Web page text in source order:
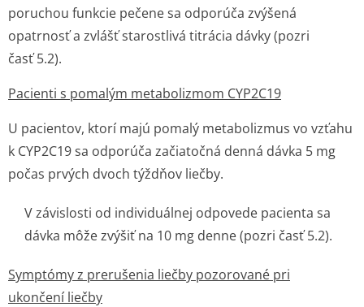
poruchou funkcie pečene sa odporúča zvýšená
opatrnosť a zvlášť starostlivá titrácia dávky (pozri
časť 5.2).
Pacienti s pomalým metabolizmom CYP2C19
U pacientov, ktorí majú pomalý metabolizmus vo vzťahu
k CYP2C19 sa odporúča začiatočná denná dávka 5 mg
počas prvých dvoch týždňov liečby.
V závislosti od individuálnej odpovede pacienta sa
dávka môže zvýšiť na 10 mg denne (pozri časť 5.2).
Symptómy z prerušenia liečby pozorované pri
ukončení liečby